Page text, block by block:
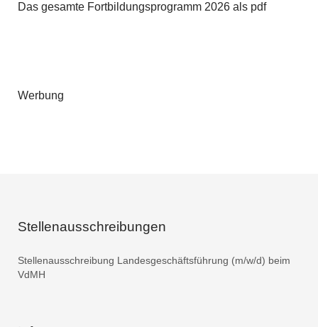
Das gesamte Fortbildungsprogramm 2026 als pdf
Werbung
Stellenausschreibungen
Stellenausschreibung Landesgeschäftsführung (m/w/d) beim
VdMH